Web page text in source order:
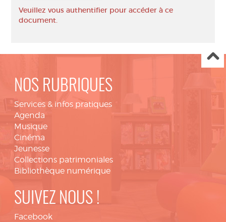
Veuillez vous authentifier pour accéder à ce
document.
NOS RUBRIQUES
Services & infos pratiques
Agenda
Musique
Cinéma
Jeunesse
Collections patrimoniales
Bibliothèque numérique
SUIVEZ NOUS !
Facebook